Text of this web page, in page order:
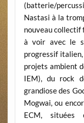
(batterie/
Nastasi à la
nouveau collectif
à voir avec le
progressif
projets ambient
IEM), du rock
grandiose des
Mogwai, ou
ECM, situées